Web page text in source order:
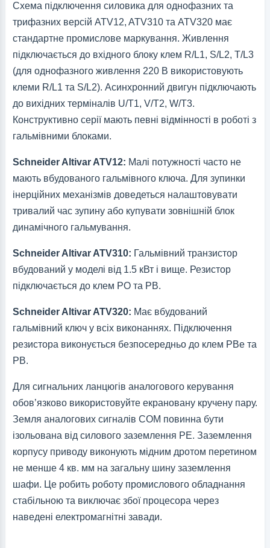
Схема підключення силовика для однофазних та
трифазних версій ATV12, ATV310 та ATV320 має
стандартне промислове маркування. Живлення
підключається до вхідного блоку клем R/L1, S/L2, T/L3
(для однофазного живлення 220 В використовують
клеми R/L1 та S/L2). Асинхронний двигун підключають
до вихідних терміналів U/T1, V/T2, W/T3.
Конструктивно серії мають певні відмінності в роботі з
гальмівними блоками.
Schneider Altivar ATV12: Малі потужності часто не
мають вбудованого гальмівного ключа. Для зупинки
інерційних механізмів доведеться налаштовувати
тривалий час зупину або купувати зовнішній блок
динамічного гальмування.
Schneider Altivar ATV310: Гальмівний транзистор
вбудований у моделі від 1.5 кВт і вище. Резистор
підключається до клем PO та PB.
Schneider Altivar ATV320: Має вбудований
гальмівний ключ у всіх виконаннях. Підключення
резистора виконується безпосередньо до клем PBe та
PB.
Для сигнальних ланцюгів аналогового керування
обов’язково використовуйте екрановану кручену пару.
Земля аналогових сигналів COM повинна бути
ізольована від силового заземлення PE. Заземлення
корпусу приводу виконують мідним дротом перетином
не менше 4 кв. мм на загальну шину заземлення
шафи. Це робить роботу промислового обладнання
стабільною та виключає збої процесора через
наведені електромагнітні завади.